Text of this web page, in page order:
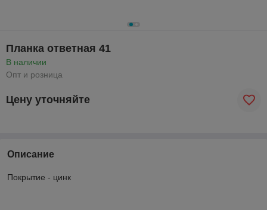
Планка ответная 41
В наличии
Опт и розница
Цену уточняйте
Описание
Покрытие - цинк